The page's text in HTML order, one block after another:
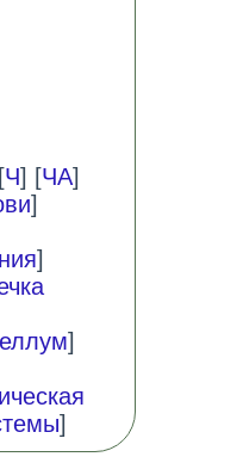
Ч] [ЧА]
]
]
]
]